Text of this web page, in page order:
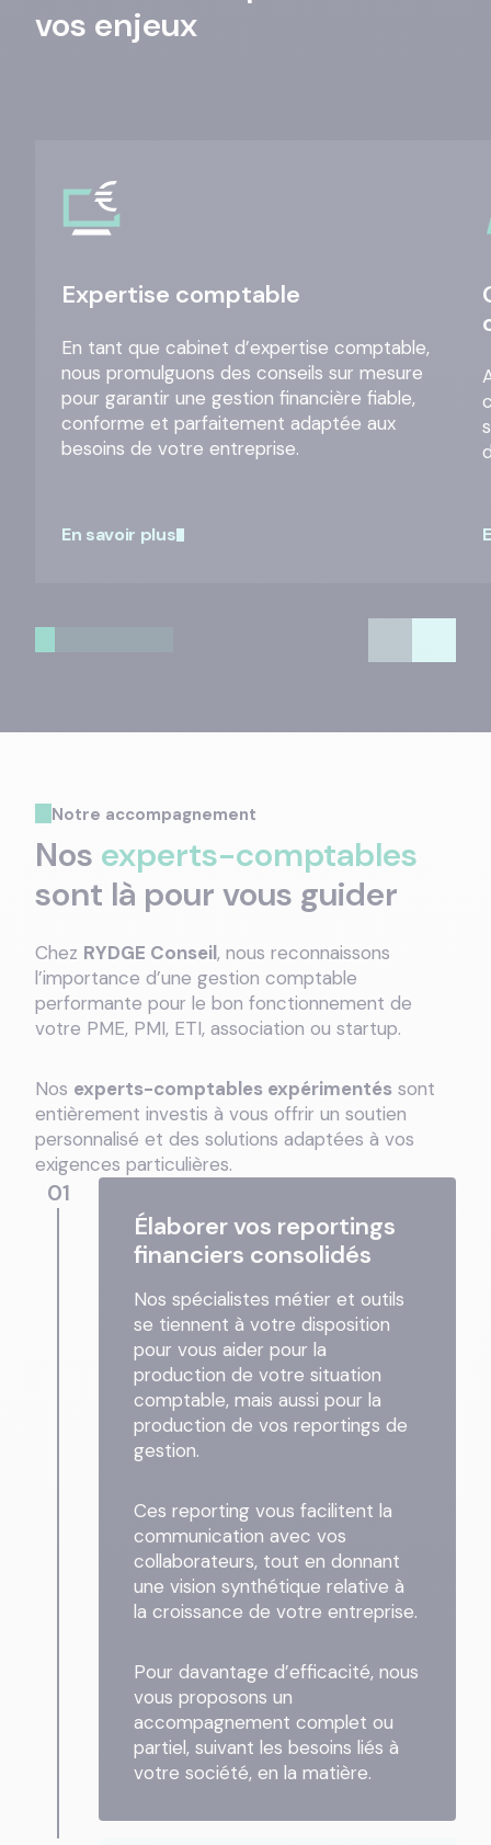
vos enjeux
Expertise comptable
En tant que cabinet d’expertise comptable,
nous promulguons des conseils sur mesure
pour garantir une gestion financière fiable,
conforme et parfaitement adaptée aux
besoins de votre entreprise.
En savoir plus
Notre accompagnement
Nos experts-comptables
sont là pour vous guider
Chez RYDGE Conseil, nous reconnaissons
l’importance d’une gestion comptable
performante pour le bon fonctionnement de
votre PME, PMI, ETI, association ou startup.
Nos experts-comptables expérimentés sont
entièrement investis à vous offrir un soutien
personnalisé et des solutions adaptées à vos
exigences particulières.
01
Élaborer vos reportings
financiers consolidés
Nos spécialistes métier et outils
se tiennent à votre disposition
pour vous aider pour la
production de votre situation
comptable, mais aussi pour la
production de vos reportings de
gestion.
Ces reporting vous facilitent la
communication avec vos
collaborateurs, tout en donnant
une vision synthétique relative à
la croissance de votre entreprise.
Pour davantage d’efficacité, nous
vous proposons un
accompagnement complet ou
partiel, suivant les besoins liés à
votre société, en la matière.